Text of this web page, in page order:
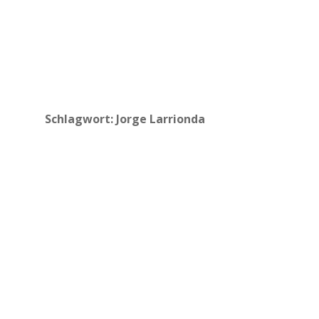
Schlagwort: Jorge Larrionda